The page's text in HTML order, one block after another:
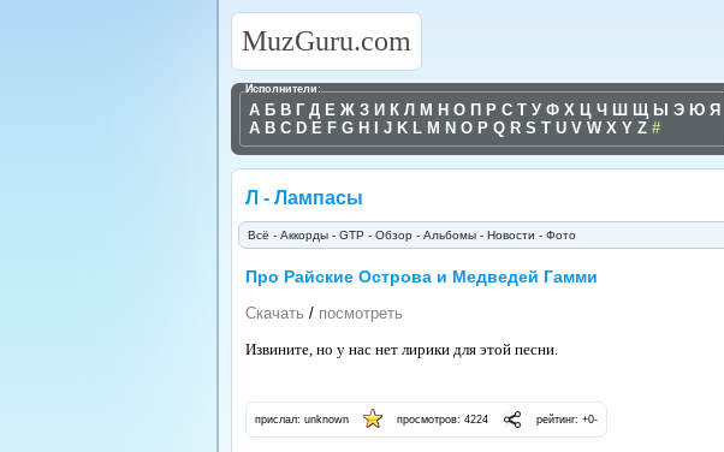
MuzGuru.com
Исполнители:
А Б В Г Д Е Ж З И К Л М Н О П Р С Т У Ф Х Ц Ч Ш Щ Ы Э Ю Я
A B C D E F G H J K L M N O P Q R S T U V W X Y Z #
Л - Лампасы
Всё - Аккорды - GTP - Обзор - Альбомы - Новости - Фото
Про Райские Острова и Медведей Гамми
Скачать / посмотреть
Извините, но у нас нет лирики для этой песни.
прислал: unknown просмотров: 4224 рейтинг: +0-